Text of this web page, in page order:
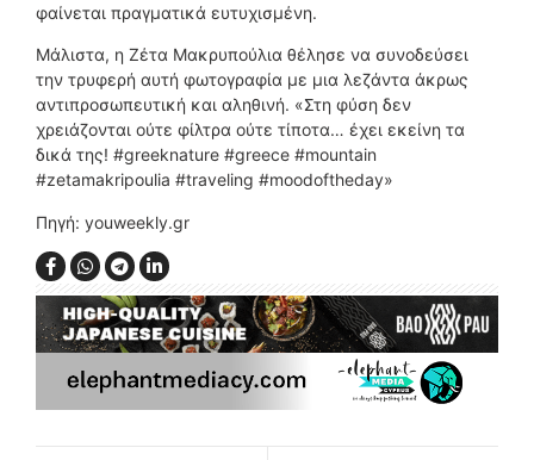
φαίνεται πραγματικά ευτυχισμένη.
Μάλιστα, η Ζέτα Μακρυπούλια θέλησε να συνοδεύσει
την τρυφερή αυτή φωτογραφία με μια λεζάντα άκρως
αντιπροσωπευτική και αληθινή. «Στη φύση δεν
χρειάζονται ούτε φίλτρα ούτε τίποτα… έχει εκείνη τα
δικά της! #greeknature #greece #mountain
#zetamakripoulia #traveling #moodoftheday»
Πηγή: youweekly.gr